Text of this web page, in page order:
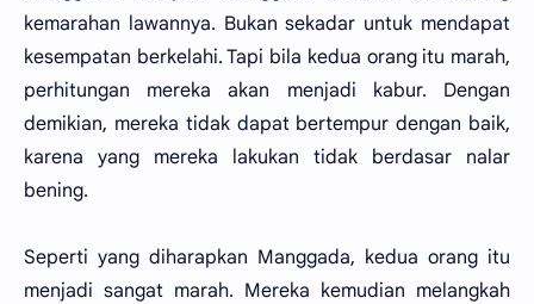
kemarahan lawannya. Bukan sekadar untuk mendapat
kesempatan berkelahi. Tapi bila kedua orang itu marah,
perhitungan mereka akan menjadi kabur. Dengan
demikian, mereka tidak dapat bertempur dengan baik,
karena yang mereka lakukan tidak berdasar nalar
bening.
Seperti yang diharapkan Manggada, kedua orang itu
menjadi sangat marah. Mereka kemudian melangkah